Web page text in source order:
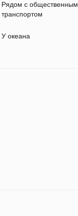
Рядом с общественным
транспортом
У океана